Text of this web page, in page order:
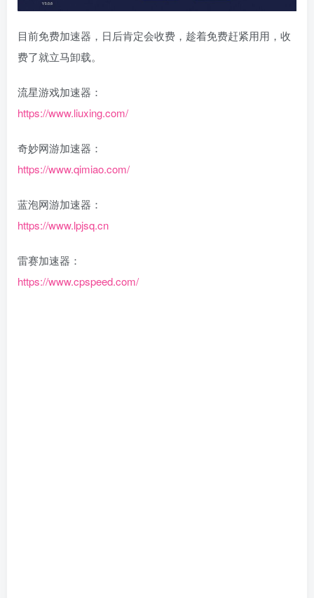
目前免费加速器，日后肯定会收费，趁着免费赶紧用用，收
费了就立马卸载。
流星游戏加速器：
https://www.liuxing.com/
奇妙网游加速器：
https://www.qimiao.com/
蓝泡网游加速器：
https://www.lpjsq.cn
雷赛加速器：
https://www.cpspeed.com/